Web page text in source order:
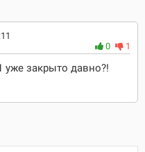
0
1
уже закрыто давно?!